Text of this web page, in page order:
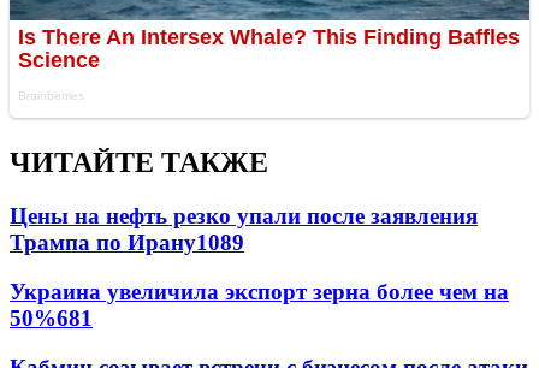
ЧИТАЙТЕ ТАКЖЕ
Цены на нефть резко упали после заявления
Трампа по Ирану1089
Украина увеличила экспорт зерна более чем на
50%681